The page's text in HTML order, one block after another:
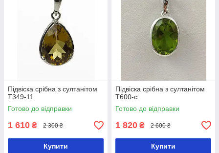
Підвіска срібна з султанітом
Т349-11
Готово до відправки
1 610 ₴ 2 300 ₴
Купити
Підвіска срібна з султанітом
Т600-с
Готово до відправки
1 820 ₴ 2 600 ₴
Купити